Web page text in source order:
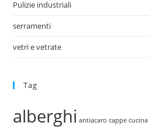
Pulizie industriali
serramenti
vetri e vetrate
Tag
alberghi antiacaro cappe cucina